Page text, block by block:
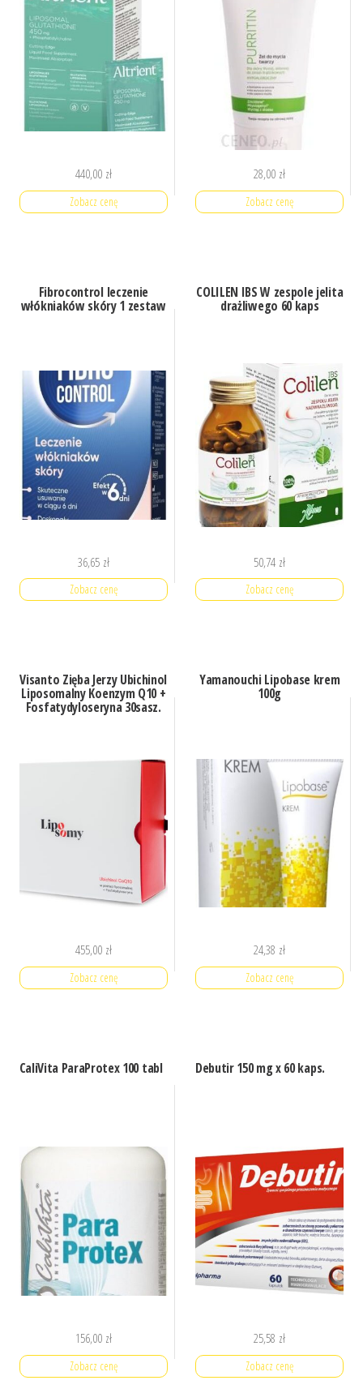
440,00 zł
Zobacz cenę
28,00 zł
Zobacz cenę
Fibrocontrol leczenie
włókniaków skóry 1 zestaw
36,65 zł
Zobacz cenę
COLILEN IBS W zespole jelita
drażliwego 60 kaps
50,74 zł
Zobacz cenę
Visanto Zięba Jerzy Ubichinol
Liposomalny Koenzym Q10 +
Fosfatydyloseryna 30sasz.
455,00 zł
Zobacz cenę
Yamanouchi Lipobase krem
100g
24,38 zł
Zobacz cenę
CaliVita ParaProtex 100 tabl
156,00 zł
Zobacz cenę
Debutir 150 mg x 60 kaps.
25,58 zł
Zobacz cenę